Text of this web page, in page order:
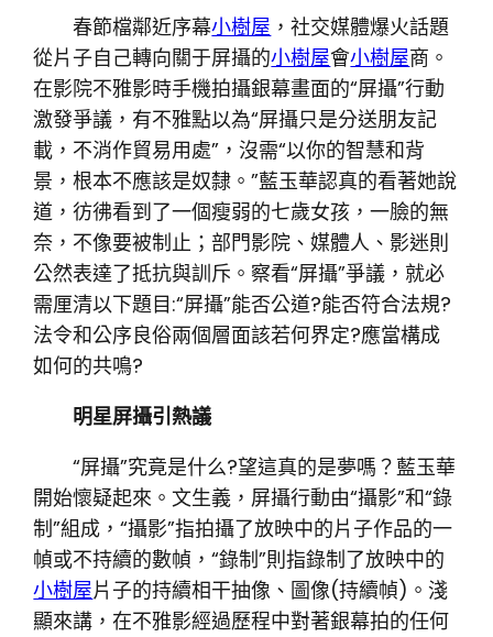
春節檔鄰近序幕小樹屋 ，社交媒體爆火話題
從片子自己轉向關于屏攝的小樹屋會小樹屋商。
在影院不雅影時手機拍攝銀幕畫面的“屏攝”行動
激發爭議，有不雅點以為“屏攝只是分送朋友記
載，不消作貿易用處”，沒需“以你的智慧和背
景，根本不應該是奴隸。”藍玉華認真的看著她說
道，彷彿看到了一個瘦弱的七歲女孩，一臉的無
奈，不像要被制止；部門影院、媒體人、影迷則
公然表達了抵抗與訓斥。察看“屏攝”爭議，就必
需厘清以下題目:“屏攝”能否公道?能否符合法規?
法令和公序良俗兩個層面該若何界定?應當構成
如何的共鳴?
明星屏攝引熱議
“屏攝”究竟是什么?望這真的是夢嗎？藍玉華
開始懷疑起來。文生義，屏攝行動由“攝影”和“錄
制”組成，“攝影”指拍攝了放映中的片子作品的一
幀或不持續的數幀，“錄制”則指錄制了放映中的
小樹屋片子的持續相干抽像、圖像(持續幀)。淺
顯來講，在不雅影經過歷程中對著銀幕拍的任何